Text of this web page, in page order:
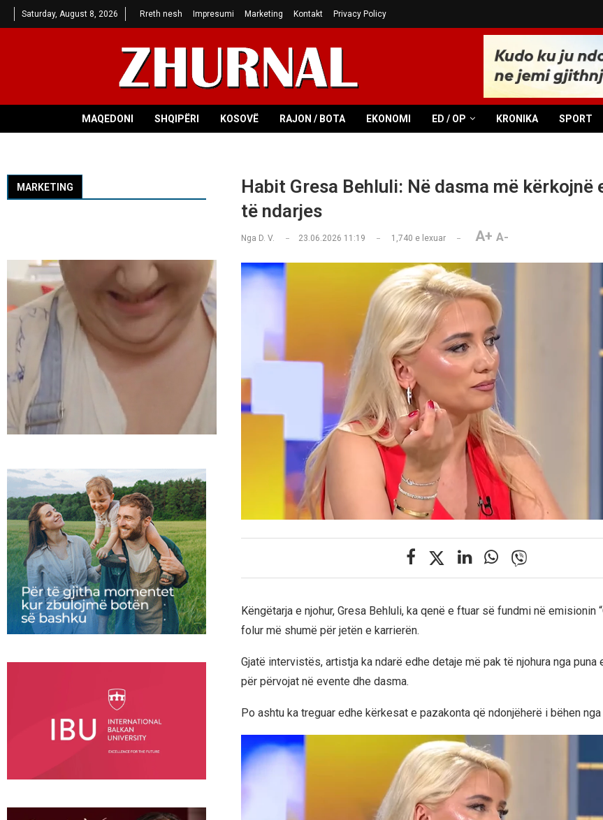
Saturday, August 8, 2026 Rreth nesh Impresumi Marketing Kontakt Privacy Policy
MAQEDONI SHQIPËRI KOSOVË RAJON / BOTA EKONOMI ED / OP KRONIKA SPORT
Habit Gresa Behluli: Në dasma më kërkojnë
të ndarjes
Nga D. V. 23.06.2026 11:19 1,740 e lexuar A+ A-
Këngëtarja e njohur, Gresa Behluli, ka qenë e ftuar së fundmi në emisionin
folur më shumë për jetën e karrierën.
Gjatë intervistës, artistja ka ndarë edhe detaje më pak të njohura nga puna
për përvojat në evente dhe dasma.
Po ashtu ka treguar edhe kërkesat e pazakonta që ndonjëherë i bëhen
MARKETING